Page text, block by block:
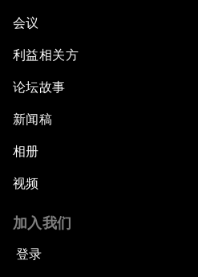
会议
利益相关方
论坛故事
新闻稿
相册
视频
加入我们
登录